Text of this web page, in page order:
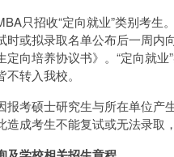
只招收“定向就业”类别考生
时或拟录取名单公布后一周内
向培养协议书》。“定向就业”
转入我校。
报考硕士研究生与所在单位产
造成考生不能复试或无法录取